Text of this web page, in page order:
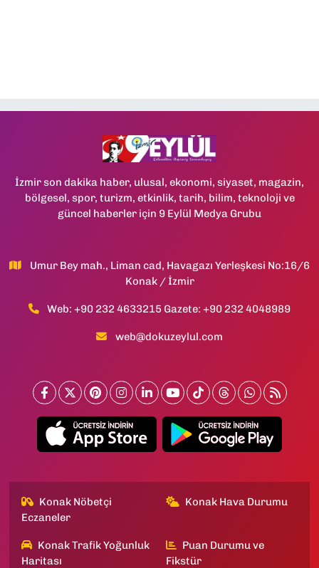
İzmir son dakika haber, ulusal, ekonomi, siyaset, magazin,
bölgesel, spor, turizm, etkinlik, tarih, bilim, teknoloji ve
güncel haberler için 9 Eylül Medya Grubu
Umur Bey mah., Liman cad, Havagazı Yerleşkesi No:16/6
Konak / İzmir
Web: +90 232 4633215 Gazete: +90 232 4048989
web@dokuzeylul.com
Konak Nöbetçi
Eczaneler
Konak Hava Durumu
Konak Trafik Yoğunluk
Haritası
Puan Durumu ve
Fikstür